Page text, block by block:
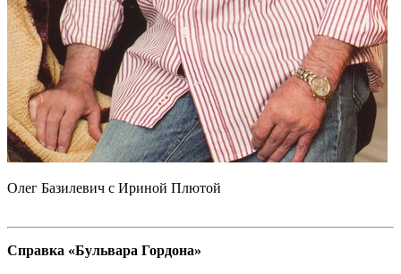
Олег Базилевич с Ириной Плютой
Справка «Бульвара Гордона»